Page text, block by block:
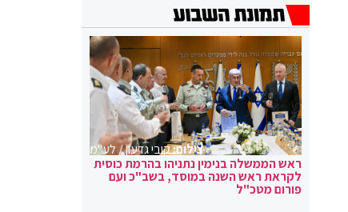
צילום:קובי גדעון / לע"מ
ראש הממשלה בנימין נתניהו בהרמת כוסית
לקראת ראש השנה במוסד, בשב"כ ועם
פורום מטכ"ל